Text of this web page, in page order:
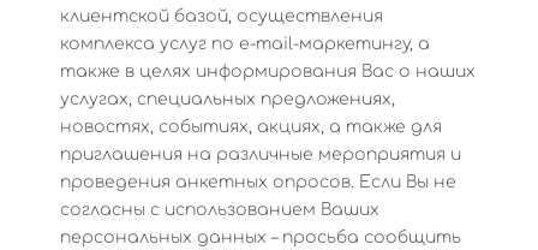
клиентской базой, осуществления
комплекса услуг по e-mail-маркетингу, а
также в целях информирования Вас о наших
услугах, специальных предложениях,
новостях, событиях, акциях, а также для
приглашения на различные мероприятия и
проведения анкетных опросов. Если Вы не
согласны с использованием Ваших
персональных данных – просьба сообщить